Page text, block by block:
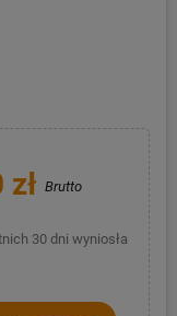
Brutto
30 dni wyniosła